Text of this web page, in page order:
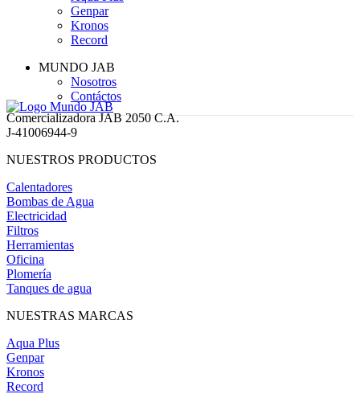
Genpar
Kronos
Record
MUNDO JAB
Nosotros
Contáctos
Comercializadora JAB 2050 C.A.
J-41006944-9
NUESTROS PRODUCTOS
Calentadores
Bombas de Agua
Electricidad
Filtros
Herramientas
Oficina
Plomería
Tanques de agua
NUESTRAS MARCAS
Aqua Plus
Genpar
Kronos
Record